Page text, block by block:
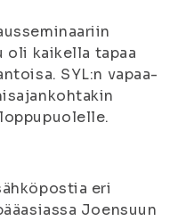
oli kaikella tapaa
SYL:n vapaa-
eri
Joensuun